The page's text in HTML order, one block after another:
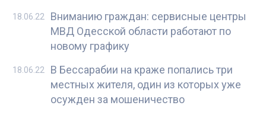
Вниманию граждан: сервисные центры
МВД Одесской области работают по
новому графику
18.06.22
В Бессарабии на краже попались три
местных жителя, один из которых уже
осужден за мошеничество
18.06.22